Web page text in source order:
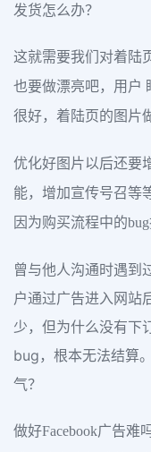
发货怎么办？
这就需要我们对着陆
也要做漂亮吧，用户
很好，着陆页的图片
优化好图片以后还要
能，增加宣传号召等
因为购买流程中的
曾与他人沟通时遇到
户通过广告进入网站
少，但为什么没有下
bug，根本无法结算
气？
做好Facebook广告难